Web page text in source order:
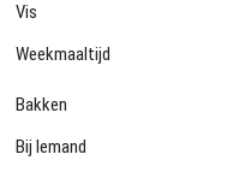
Vis
Weekmaaltijd
Bakken
Bij Iemand